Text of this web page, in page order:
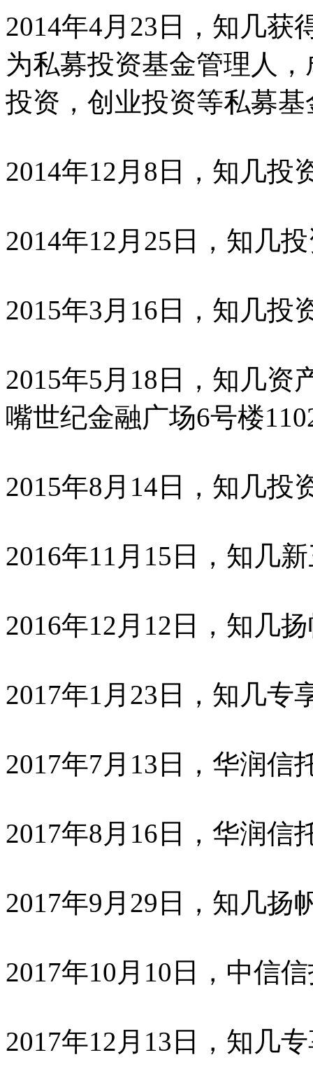
2014年4月23日，知几获
为私募投资基金管理人
投资，创业投资等私募
2014年12月8日，知几投
2014年12月25日，知几
2015年3月16日，知几投
2015年5月18日，知几资
嘴世纪金融广场6号楼
2015年8月14日，知几投
2016年11月15日，知几
2016年12月12日，知几
2017年1月23日，知几专
2017年7月13日，华润信
2017年8月16日，华润信
2017年9月29日，知几扬
2017年10月10日，中信
2017年12月13日，知几